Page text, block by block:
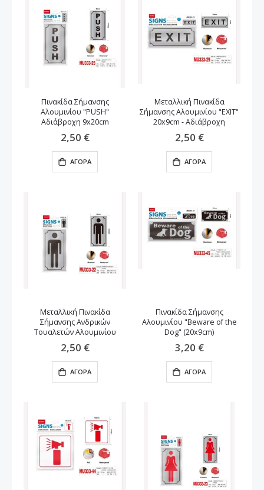
Πινακίδα Σήμανσης
Αλουμινίου "PUSH"
Αδιάβροχη 9x20cm
2,50 €
ΑΓΟΡΆ
Μεταλλική Πινακίδα
Σήμανσης Αλουμινίου "EXIT"
20x9cm - Αδιάβροχη
2,50 €
ΑΓΟΡΆ
Μεταλλική Πινακίδα
Σήμανσης Ανδρικών
Τουαλετών Αλουμινίου
(9x20cm)
2,50 €
ΑΓΟΡΆ
Πινακίδα Σήμανσης
Αλουμινίου "Beware of the
Dog" (20x9cm)
3,20 €
ΑΓΟΡΆ